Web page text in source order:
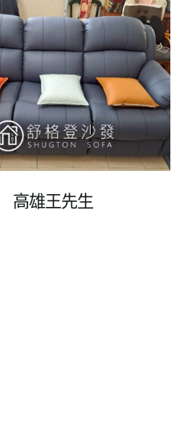
高雄王先生